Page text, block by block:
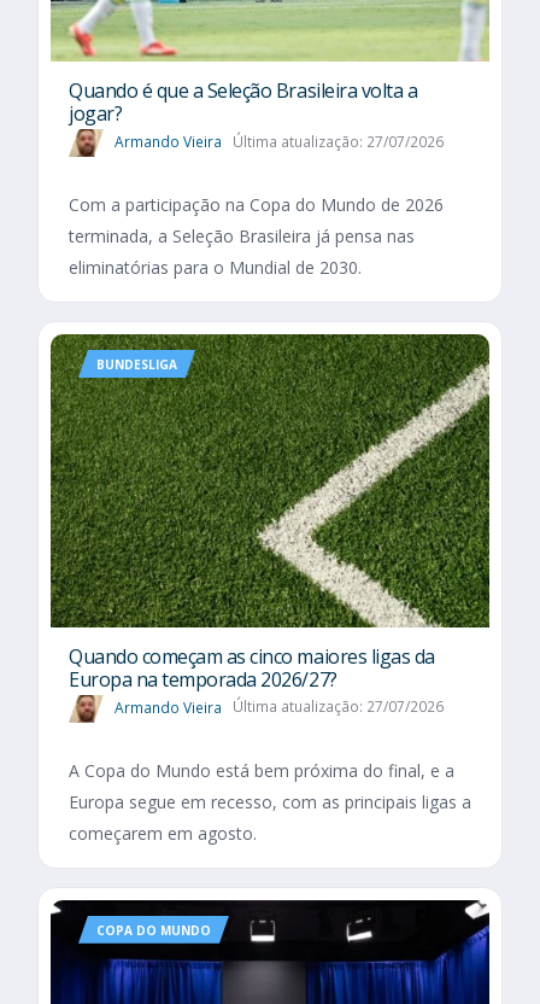
Quando é que a Seleção Brasileira volta a
jogar?
Armando Vieira Última atualização: 27/07/2026
Com a participação na Copa do Mundo de 2026
terminada, a Seleção Brasileira já pensa nas
eliminatórias para o Mundial de 2030.
BUNDESLIGA
Quando começam as cinco maiores ligas da
Europa na temporada 2026/27?
Armando Vieira Última atualização: 27/07/2026
A Copa do Mundo está bem próxima do final, e a
Europa segue em recesso, com as principais ligas a
começarem em agosto.
COPA DO MUNDO